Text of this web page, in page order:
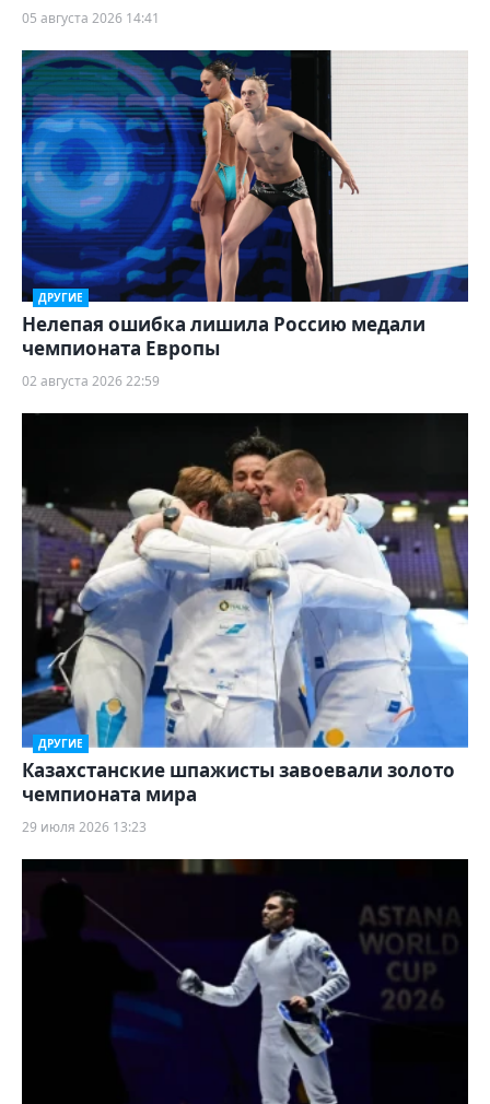
05 августа 2026 14:41
ДРУГИЕ
Нелепая ошибка лишила Россию медали
чемпионата Европы
02 августа 2026 22:59
ДРУГИЕ
Казахстанские шпажисты завоевали золото
чемпионата мира
29 июля 2026 13:23